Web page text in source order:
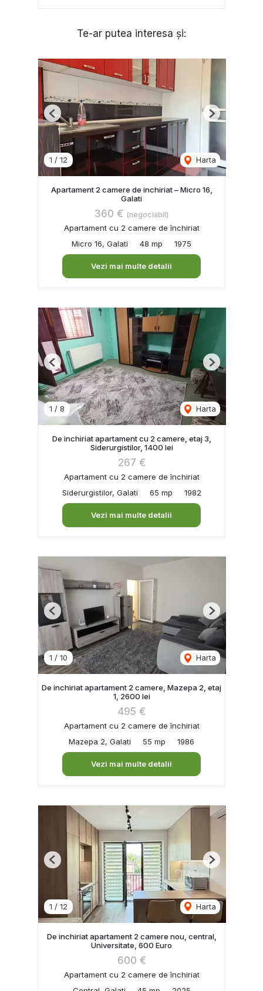
Te-ar putea interesa și:
1 / 12 Harta
Previous Next
Apartament 2 camere de inchiriat – Micro 16,
Galati
360 € (negociabil)
Apartament cu 2 camere de închiriat
Micro 16, Galati
48 mp 1975
Vezi mai multe detalii
1 / 8 Harta
Previous Next
De inchiriat apartament cu 2 camere, etaj 3,
Siderurgistilor, 1400 lei
267 €
Apartament cu 2 camere de închiriat
Siderurgistilor, Galati
65 mp 1982
Vezi mai multe detalii
1 / 10 Harta
Previous Next
De inchiriat apartament 2 camere, Mazepa 2, etaj
1, 2600 lei
495 €
Apartament cu 2 camere de închiriat
Mazepa 2, Galati
55 mp 1986
Vezi mai multe detalii
1 / 12 Harta
Previous Next
De inchiriat apartament 2 camere nou, central,
Universitate, 600 Euro
600 €
Apartament cu 2 camere de închiriat